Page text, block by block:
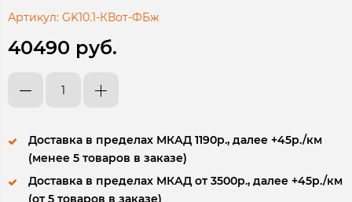
Артикул: GK10.1-КВот-ФБж
40490 руб.
Доставка в пределах МКАД 1190р., далее +45р./км
(менее 5 товаров в заказе)
Доставка в пределах МКАД от 3500р., далее +45р./км
(от 5 товаров в заказе)